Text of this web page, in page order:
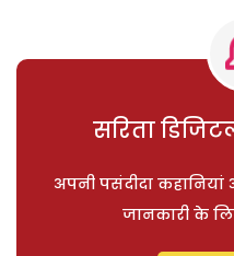
सरिता
अपनी पसंदीदा
जानकारी के